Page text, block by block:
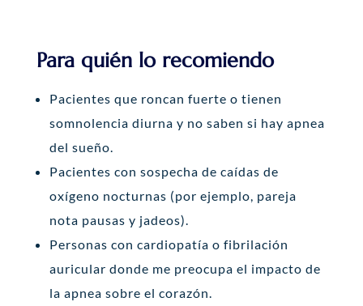
Para quién lo recomiendo
Pacientes que roncan fuerte o tienen
somnolencia diurna y no saben si hay apnea
del sueño.
Pacientes con sospecha de caídas de
oxígeno nocturnas (por ejemplo, pareja
nota pausas y jadeos).
Personas con cardiopatía o fibrilación
auricular donde me preocupa el impacto de
la apnea sobre el corazón.